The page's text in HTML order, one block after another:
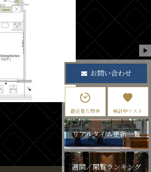
お問い合わせ
最近見た物件 検討中リスト
リアルタイム更新一覧
週間／閲覧ランキング